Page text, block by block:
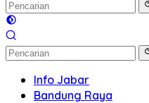
Info Jabar
Bandung Raya